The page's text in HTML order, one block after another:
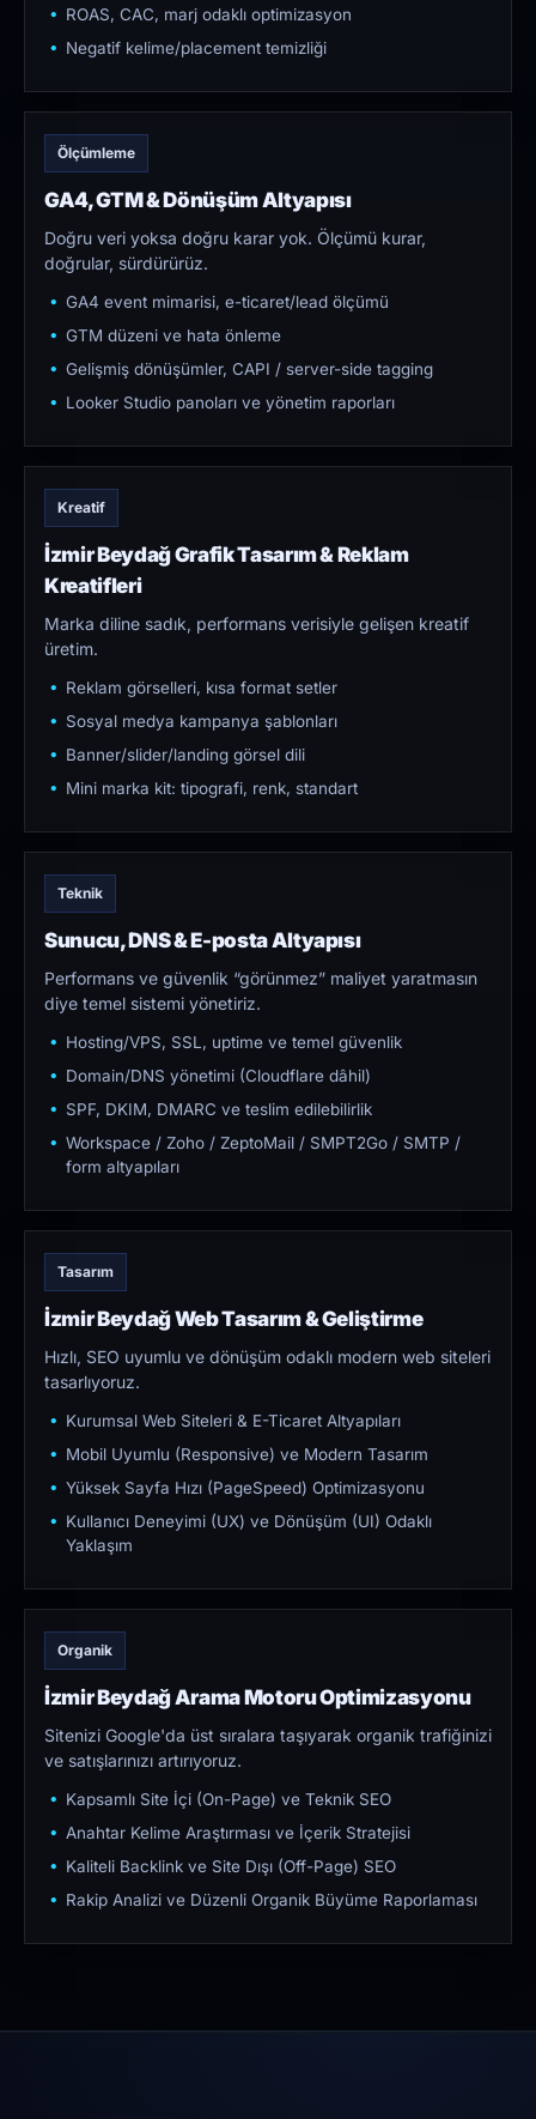
ROAS, CAC, marj odaklı optimizasyon
Negatif kelime/placement temizliği
Ölçümleme
GA4, GTM & Dönüşüm Altyapısı
Doğru veri yoksa doğru karar yok. Ölçümü kurar,
doğrular, sürdürürüz.
GA4 event mimarisi, e-ticaret/lead ölçümü
GTM düzeni ve hata önleme
Gelişmiş dönüşümler, CAPI / server-side tagging
Looker Studio panoları ve yönetim raporları
Kreatif
İzmir Beydağ Grafik Tasarım & Reklam
Kreatifleri
Marka diline sadık, performans verisiyle gelişen kreatif
üretim.
Reklam görselleri, kısa format setler
Sosyal medya kampanya şablonları
Banner/slider/landing görsel dili
Mini marka kit: tipografi, renk, standart
Teknik
Sunucu, DNS & E-posta Altyapısı
Performans ve güvenlik “görünmez” maliyet yaratmasın
diye temel sistemi yönetiriz.
Hosting/VPS, SSL, uptime ve temel güvenlik
Domain/DNS yönetimi (Cloudflare dâhil)
SPF, DKIM, DMARC ve teslim edilebilirlik
Workspace / Zoho / ZeptoMail / SMPT2Go / SMTP /
form altyapıları
Tasarım
İzmir Beydağ Web Tasarım & Geliştirme
Hızlı, SEO uyumlu ve dönüşüm odaklı modern web siteleri
tasarlıyoruz.
Kurumsal Web Siteleri & E-Ticaret Altyapıları
Mobil Uyumlu (Responsive) ve Modern Tasarım
Yüksek Sayfa Hızı (PageSpeed) Optimizasyonu
Kullanıcı Deneyimi (UX) ve Dönüşüm (UI) Odaklı
Yaklaşım
Organik
İzmir Beydağ Arama Motoru Optimizasyonu
Sitenizi Google'da üst sıralara taşıyarak organik trafiğinizi
ve satışlarınızı artırıyoruz.
Kapsamlı Site İçi (On-Page) ve Teknik SEO
Anahtar Kelime Araştırması ve İçerik Stratejisi
Kaliteli Backlink ve Site Dışı (Off-Page) SEO
Rakip Analizi ve Düzenli Organik Büyüme Raporlaması